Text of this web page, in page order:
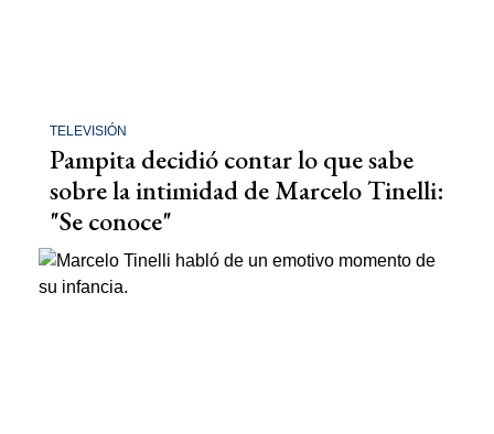
TELEVISIÓN
Pampita decidió contar lo que sabe
sobre la intimidad de Marcelo Tinelli:
"Se conoce"